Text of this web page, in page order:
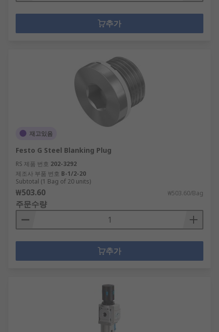
추가
재고있음
Festo G Steel Blanking Plug
RS 제품 번호 202-3292
제조사 부품 번호 B-1/2-20
Subtotal (1 Bag of 20 units)
₩503.60 ₩503.60/Bag
주문수량
추가